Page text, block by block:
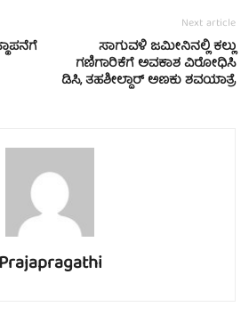
Next article
ಸಾಗುವಳಿ ಜಮೀನಿನಲ್ಲಿ ಕಲ್ಲು
ಗಣಿಗಾರಿಕೆಗೆ ಅವಕಾಶ ವಿರೋಧಿಸಿ
ಡಿಸಿ, ತಹಶೀಲ್ದಾರ್ ಅಣಕು ಶವಯಾತ್ರೆ
Prajapragathi